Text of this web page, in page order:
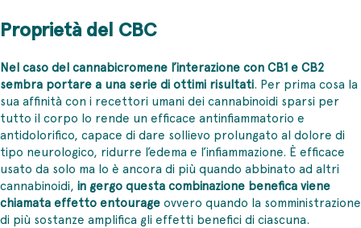
Proprietà del CBC
Nel caso del cannabicromene l’interazione con CB1 e CB2
sembra portare a una serie di ottimi risultati. Per prima cosa la
sua affinità con i recettori umani dei cannabinoidi sparsi per
tutto il corpo lo rende un efficace antinfiammatorio e
antidolorifico, capace di dare sollievo prolungato al dolore di
tipo neurologico, ridurre l’edema e l’infiammazione. È efficace
usato da solo ma lo è ancora di più quando abbinato ad altri
cannabinoidi, in gergo questa combinazione benefica viene
chiamata effetto entourageovvero quando la somministrazione
di più sostanze amplifica gli effetti benefici di ciascuna.